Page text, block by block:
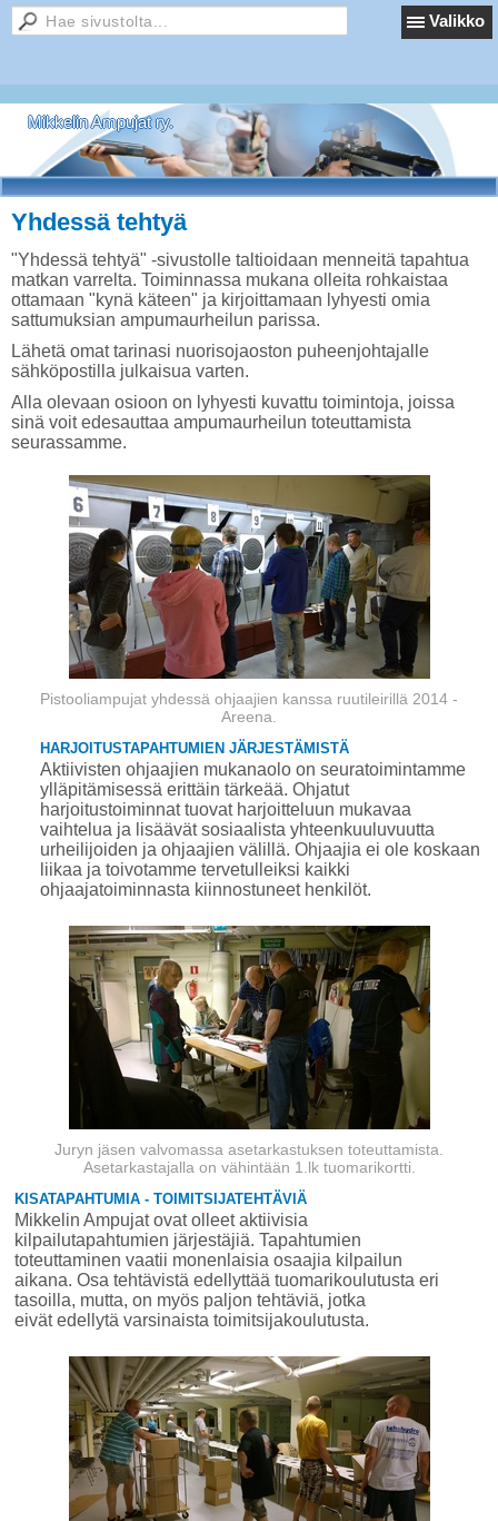
Valikko
Mikkelin Ampujat ry.
Yhdessä tehtyä
"Yhdessä tehtyä" -sivustolle taltioidaan menneitä tapahtua
matkan varrelta. Toiminnassa mukana olleita rohkaistaa
ottamaan "kynä käteen" ja kirjoittamaan lyhyesti omia
sattumuksian ampumaurheilun parissa.
Lähetä omat tarinasi nuorisojaoston puheenjohtajalle
sähköpostilla julkaisua varten.
Alla olevaan osioon on lyhyesti kuvattu toimintoja, joissa
sinä voit edesauttaa ampumaurheilun toteuttamista
seurassamme.
Pistooliampujat yhdessä ohjaajien kanssa ruutileirillä 2014 -
Areena.
HARJOITUSTAPAHTUMIEN JÄRJESTÄMISTÄ
Aktiivisten ohjaajien mukanaolo on seuratoimintamme
ylläpitämisessä erittäin tärkeää. Ohjatut
harjoitustoiminnat tuovat harjoitteluun mukavaa
vaihtelua ja lisäävät sosiaalista yhteenkuuluvuutta
urheilijoiden ja ohjaajien välillä. Ohjaajia ei ole koskaan
liikaa ja toivotamme tervetulleiksi kaikki
ohjaajatoiminnasta kiinnostuneet henkilöt.
Juryn jäsen valvomassa asetarkastuksen toteuttamista.
Asetarkastajalla on vähintään 1.lk tuomarikortti.
KISATAPAHTUMIA - TOIMITSIJATEHTÄVIÄ
Mikkelin Ampujat ovat olleet aktiivisia
kilpailutapahtumien järjestäjiä. Tapahtumien
toteuttaminen vaatii monenlaisia osaajia kilpailun
aikana. Osa tehtävistä edellyttää tuomarikoulutusta eri
tasoilla, mutta, on myös paljon tehtäviä, jotka
eivät edellytä varsinaista toimitsijakoulutusta.